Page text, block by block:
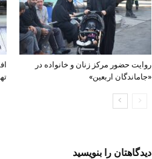
روایت حضور مرکز زنان و خانواده در
«جاماندگان اربعین»
دیدگاهتان را بنویسید